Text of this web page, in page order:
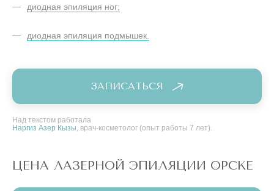
диодная эпиляция ног;
диодная эпиляция подмышек.
ЗАПИСАТЬСЯ
Над текстом работала
Наргиз Азер Кызы, врач-косметолог (опыт работы 7 лет).
ЦЕНА ЛАЗЕРНОЙ ЭПИЛЯЦИИ ОРСКЕ